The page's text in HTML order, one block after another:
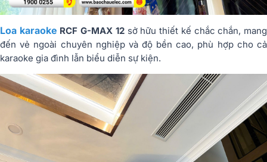
Loa karaoke RCF G-MAX 12sở hữu thiết kế chắc chắn, mang
đến vẻ ngoài chuyên nghiệp và độ bền cao, phù hợp cho cả
karaoke gia đình lẫn biểu diễn sự kiện.